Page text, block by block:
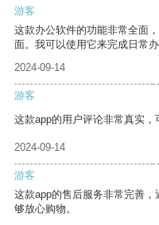
游客
这款办公软件的功能非常全面
面。我可以使用它来完成日常
2024-09-14
游客
这款app的用户评论非常真实，
2024-09-14
游客
这款app的售后服务非常完善
够放心购物。